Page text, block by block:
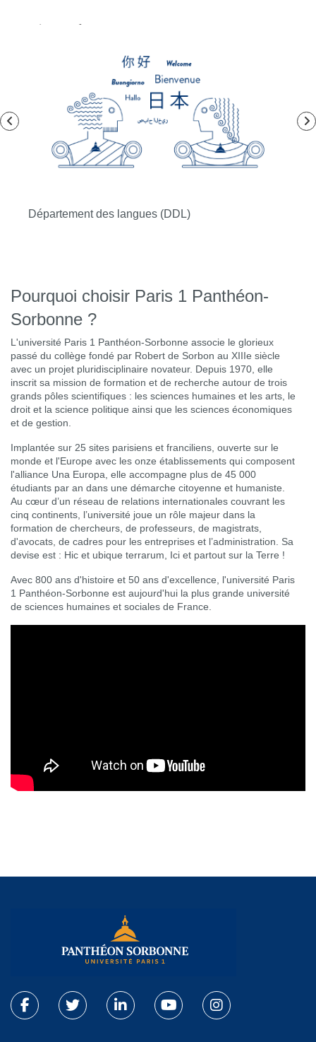
Département des langues (DDL)
Pourquoi choisir Paris 1 Panthéon-
Sorbonne ?
L'université Paris 1 Panthéon-Sorbonne associe le glorieux
passé du collège fondé par Robert de Sorbon au XIIIe siècle
avec un projet pluridisciplinaire novateur. Depuis 1970, elle
inscrit sa mission de formation et de recherche autour de trois
grands pôles scientifiques : les sciences humaines et les arts, le
droit et la science politique ainsi que les sciences économiques
et de gestion.
Implantée sur 25 sites parisiens et franciliens, ouverte sur le
monde et l'Europe avec les onze établissements qui composent
l'alliance Una Europa, elle accompagne plus de 45 000
étudiants par an dans une démarche citoyenne et humaniste.
Au cœur d’un réseau de relations internationales couvrant les
cinq continents, l’université joue un rôle majeur dans la
formation de chercheurs, de professeurs, de magistrats,
d'avocats, de cadres pour les entreprises et l’administration. Sa
devise est : Hic et ubique terrarum, Ici et partout sur la Terre !
Avec 800 ans d'histoire et 50 ans d'excellence, l'université Paris
1 Panthéon-Sorbonne est aujourd'hui la plus grande université
de sciences humaines et sociales de France.